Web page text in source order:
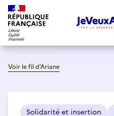
Voir le fil d’Ariane
Solidarité et insertion